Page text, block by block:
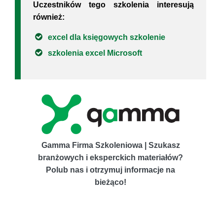
Uczestników tego szkolenia interesują
również:
excel dla księgowych szkolenie
szkolenia excel Microsoft
Gamma Firma Szkoleniowa | Szukasz
branżowych i eksperckich materiałów?
Polub nas i otrzymuj informacje na
bieżąco!